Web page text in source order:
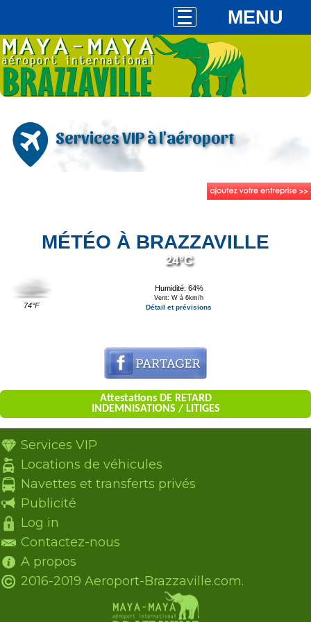
MENU
Services VIP à l'aéroport
MÉTÉO À BRAZZAVILLE
74°F
24°C
Humidité: 64%
Vent: W à 6km/h
Détail et prévisions
Attestations DE RETARD
INDEMNISATIONS / LITIGES
Services VIP
Locations de véhicules
Navettes et transferts privés
Publicité
Log in
Contactez-nous
A propos
2016-2019 Aeroport-Brazzaville.com.